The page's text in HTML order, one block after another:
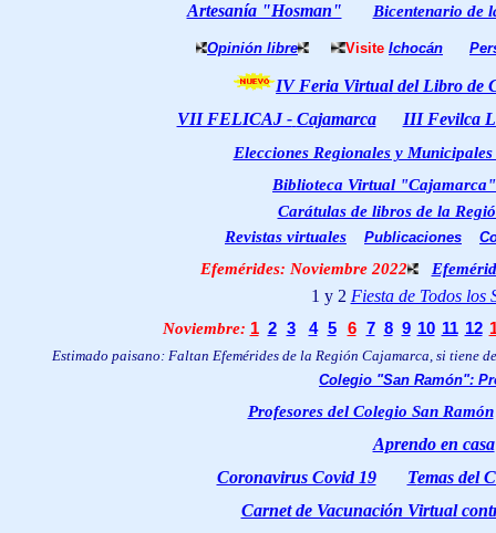
Artesanía "Hosman" Bicentenario de
Opinión libre Visite Ichocán
IV Feria Virtual del Libro de
VII FELICAJ - Cajamarca III Fevilca
Elecciones Regionales y
Biblioteca Virtual "Cajamarca"
Carátulas de libros de la
Revistas virtuales
Publicaciones
Efemérides: Noviembre 2022
1 y 2 Fiesta de Todos los
Noviembre: 1 2 3 4 5 6 7 8 9 10 11 12
Estimado paisano: Faltan Efemérides de la Región Cajamarca, si tiene
Colegio "San Ramón":
Profesores del Colegio San Ramón
Aprendo en casa
Coronavirus Covid 19
Temas del
Carnet de Vacunación Virtual